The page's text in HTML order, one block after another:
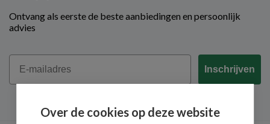
Ontvang als eerste de beste aanbiedingen en persoonlijk
advies
Email
Inschrijven
Over de cookies op deze website